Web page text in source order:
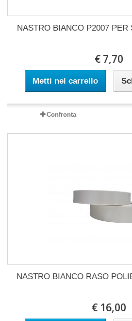
NASTRO BIANCO P2007 PER
€ 7,70
Metti nel carrello
Confronta
NASTRO BIANCO RASO
€ 16,00